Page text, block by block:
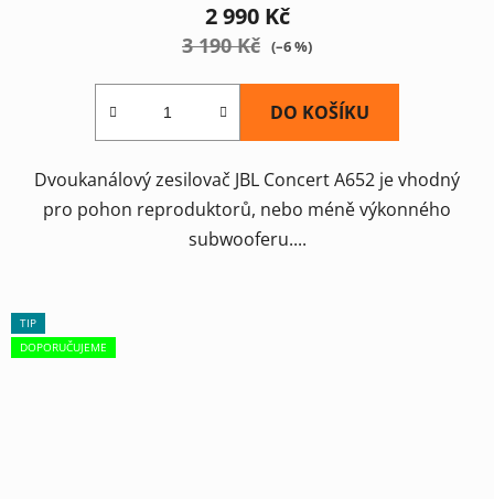
2 990 Kč
3 190 Kč (–6 %)
DO KOŠÍKU
Dvoukanálový zesilovač JBL Concert A652 je vhodný
pro pohon reproduktorů, nebo méně výkonného
subwooferu....
TIP
DOPORUČUJEME